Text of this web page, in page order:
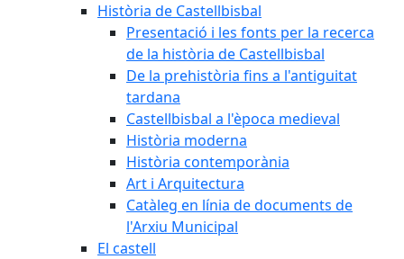
Història de Castellbisbal
Presentació i les fonts per la recerca
de la història de Castellbisbal
De la prehistòria fins a l'antiguitat
tardana
Castellbisbal a l'època medieval
Història moderna
Història contemporània
Art i Arquitectura
Catàleg en línia de documents de
l'Arxiu Municipal
El castell